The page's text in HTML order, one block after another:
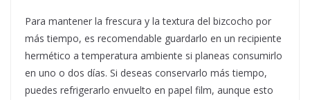
Para mantener la frescura y la textura del bizcocho por
más tiempo, es recomendable guardarlo en un recipiente
hermético a temperatura ambiente si planeas consumirlo
en uno o dos días. Si deseas conservarlo más tiempo,
puedes refrigerarlo envuelto en papel film, aunque esto